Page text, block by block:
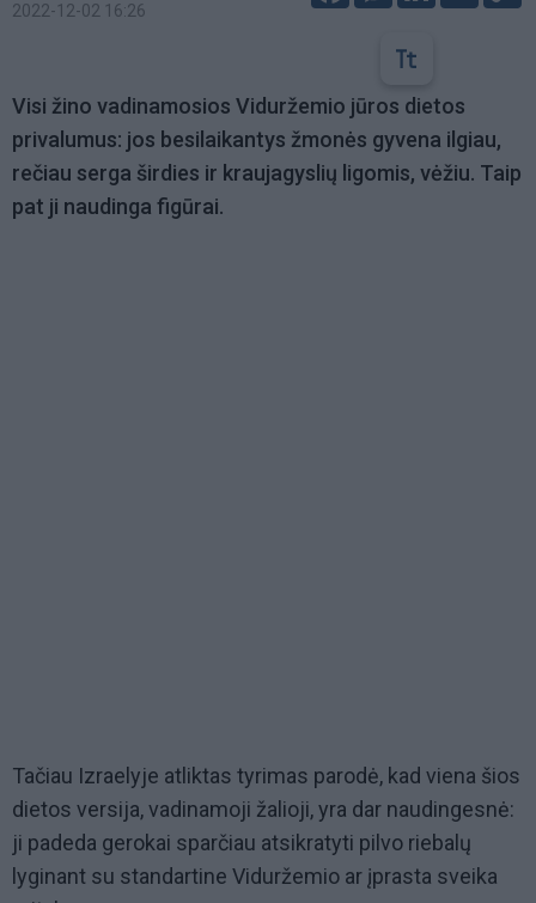
2022-12-02 16:26
Visi žino vadinamosios Viduržemio jūros dietos
privalumus: jos besilaikantys žmonės gyvena ilgiau,
rečiau serga širdies ir kraujagyslių ligomis, vėžiu. Taip
pat ji naudinga figūrai.
Tačiau Izraelyje atliktas tyrimas parodė, kad viena šios
dietos versija, vadinamoji žalioji, yra dar naudingesnė:
ji padeda gerokai sparčiau atsikratyti pilvo riebalų
lyginant su standartine Viduržemio ar įprasta sveika